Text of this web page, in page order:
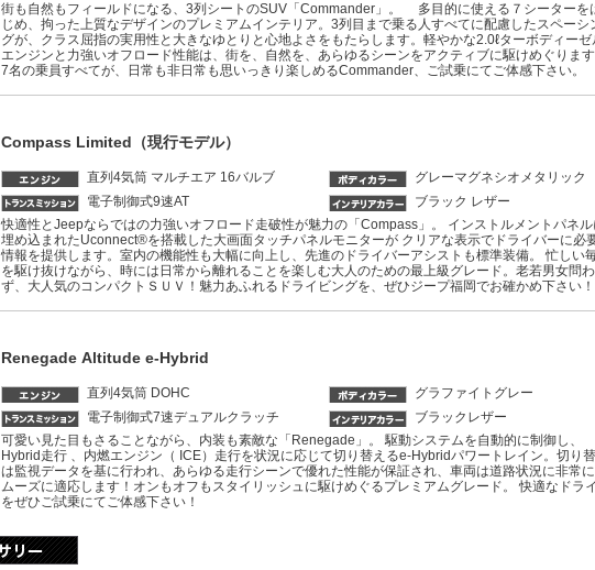
街も自然もフィールドになる、3列シートのSUV「Commander」。 多目的に使える７シーターを
じめ、拘った上質なデザインのプレミアムインテリア。3列目まで乗る人すべてに配慮したスペーシ
グが、クラス屈指の実用性と大きなゆとりと心地よさをもたらします。軽やかな2.0ℓターボディーゼ
エンジンと力強いオフロード性能は、街を、自然を、あらゆるシーンをアクティブに駆けめぐります
7名の乗員すべてが、日常も非日常も思いっきり楽しめるCommander、ご試乗にてご体感下さい。
Compass Limited（現行モデル）
直列4気筒 マルチエア 16バルブ
グレーマグネシオメタリック
電子制御式9速AT
ブラック レザー
快適性とJeepならではの力強いオフロード走破性が魅力の「Compass」。 インストルメントパネル
埋め込まれたUconnect®を搭載した大画面タッチパネルモニターが クリアな表示でドライバーに必
情報を提供します。室内の機能性も大幅に向上し、先進のドライバーアシストも標準装備。 忙しい
を駆け抜けながら、時には日常から離れることを楽しむ大人のための最上級グレード。老若男女問わ
ず、大人気のコンパクトＳＵＶ！魅力あふれるドライビングを、ぜひジープ福岡でお確かめ下さい！
Renegade Altitude e-Hybrid
直列4気筒 DOHC
グラファイトグレー
電子制御式7速デュアルクラッチ
ブラックレザー
可愛い見た目もさることながら、内装も素敵な「Renegade」。 駆動システムを自動的に制御し、
Hybrid走行 、内燃エンジン（ ICE）走行を状況に応じて切り替えるe-Hybridパワートレイン。切り替
は監視データを基に行われ、あらゆる走行シーンで優れた性能が保証され、車両は道路状況に非常
ムーズに適応します！オンもオフもスタイリッシュに駆けめぐるプレミアムグレード。 快適なドラ
をぜひご試乗にてご体感下さい！